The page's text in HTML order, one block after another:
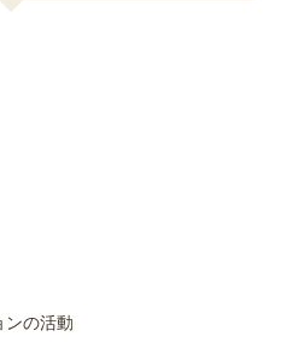
ンの活動